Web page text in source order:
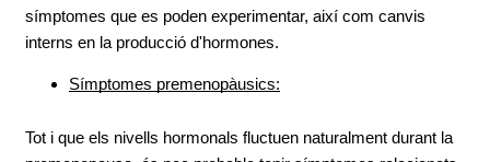
símptomes que es poden experimentar, així com canvis
interns en la producció d'hormones.
Símptomes premenopàusics:
Tot i que els nivells hormonals fluctuen naturalment durant la